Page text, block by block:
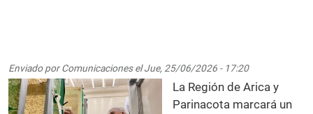
Enviado porComunicacioneselJue, 25/06/2026 - 17:20
La Región de Arica y
Parinacota marcará un